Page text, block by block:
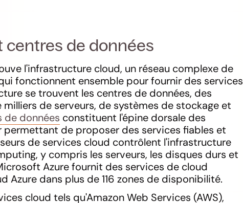
de données
l'infrastructure cloud, un réseau complexe de
fonctionnent ensemble pour fournir des services
se trouvent les centres de données, des
de serveurs, de systèmes de stockage et
de données constituent l'épine dorsale des
permettant de proposer des services fiables et
de services cloud contrôlent l'infrastructure
y compris les serveurs, les disques durs et
Azure fournit des services de cloud
Azure dans plus de 116 zones de disponibilité.
cloud tels qu'Amazon Web Services (AWS),